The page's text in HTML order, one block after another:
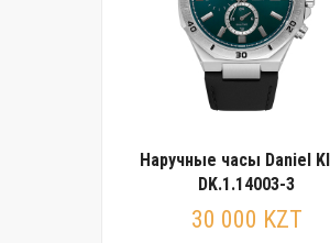
Наручные часы Daniel
DK.1.14003-3
30 000 KZT